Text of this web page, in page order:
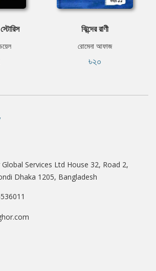
ঝিন্দের রাণী
রোমেনা আফাজ
৳২০
Services Ltd House 32, Road 2,
Dhaka 1205, Bangladesh